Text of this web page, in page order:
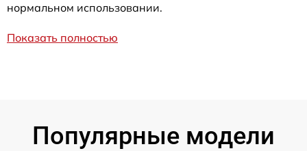
нормальном использовании.
Показать полностью
Популярные модели